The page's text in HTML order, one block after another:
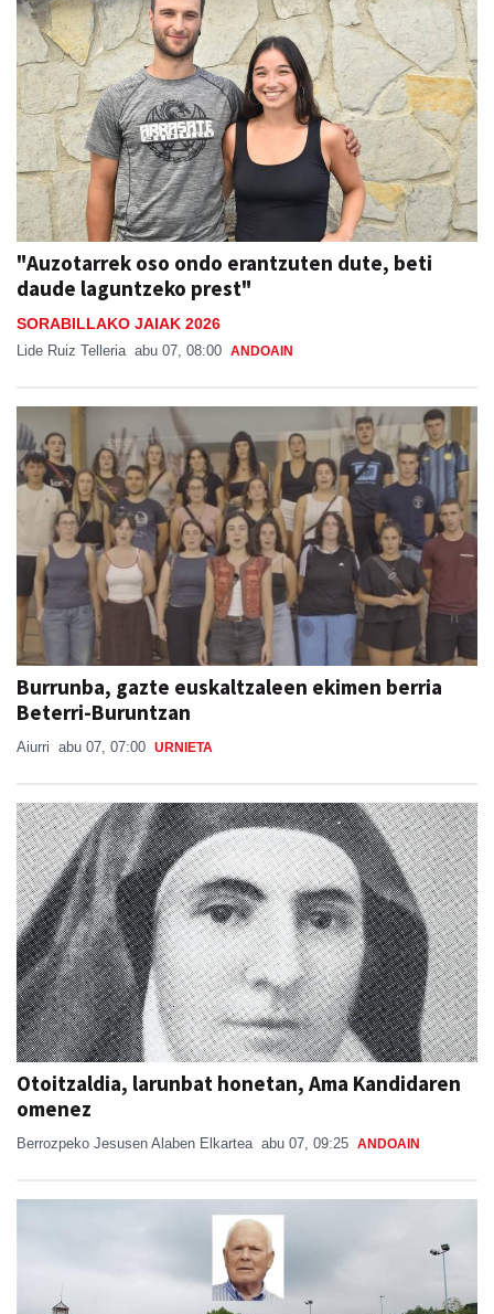
"Auzotarrek oso ondo erantzuten dute, beti
daude laguntzeko prest"
SORABILLAKO JAIAK 2026
Lide Ruiz Telleria abu 07, 08:00 ANDOAIN
Burrunba, gazte euskaltzaleen ekimen berria
Beterri-Buruntzan
Aiurri abu 07, 07:00 URNIETA
Otoitzaldia, larunbat honetan, Ama Kandidaren
omenez
Berrozpeko Jesusen Alaben Elkartea abu 07, 09:25 ANDOAIN